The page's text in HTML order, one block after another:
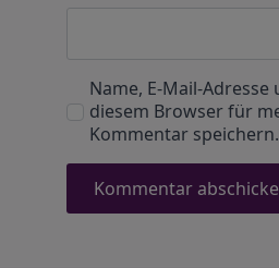
Name, E-Mail-Adresse
diesem Browser für
Kommentar speichern.